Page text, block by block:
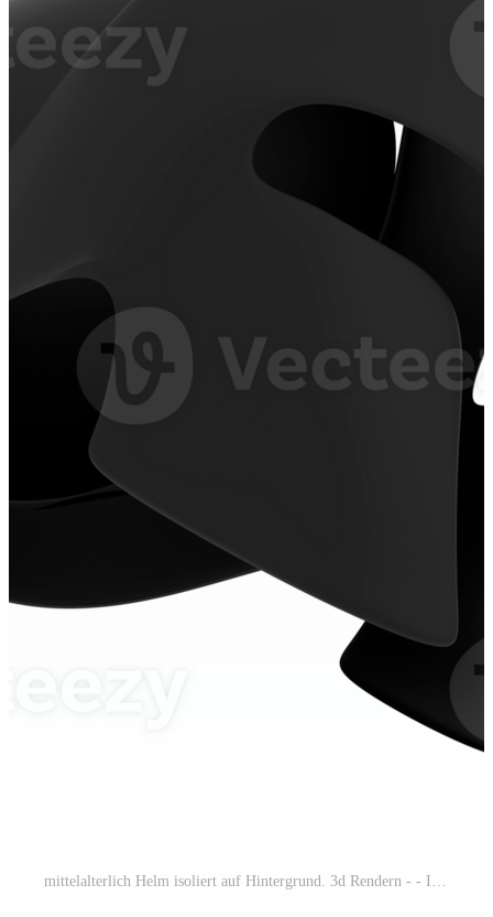
mittelalterlich Helm isoliert auf Hintergrund. 3d Rendern - - Illustration Pro PNG